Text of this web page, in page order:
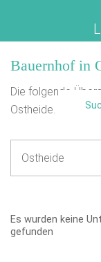
Bauernhof in
Die folgende
Ostheide.
Es wurden keine
gefunden